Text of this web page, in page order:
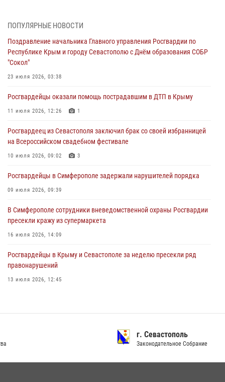
мужчину
Росгвардия в Крыму и Севастополе задержала ряд
правонарушителей
03 августа 2026, 14:08
В Симферополе росгвардейцы задержали гражданина,
подозреваемого в совершении серии краж
Росгвардейцы оперативно задержали нарушителя на охраняемом
объекте в Севастополе
ПОПУЛЯРНЫЕ НОВОСТИ
Поздравление начальника Главного управления Росгвардии по
Республике Крым и городу Севастополю с Днём образования СОБР
"Сокол"
23 июля 2026, 03:38
Росгвардейцы оказали помощь пострадавшим в ДТП в Крыму
11 июля 2026, 12:26 1
Росгвардеец из Севастополя заключил брак со своей избранницей
на Всероссийском свадебном фестивале
10 июля 2026, 09:02 3
Росгвардейцы в Симферополе задержали нарушителей порядка
09 июля 2026, 09:39
В Симферополе сотрудники вневедомственной охраны Росгвардии
пресекли кражу из супермаркета
16 июля 2026, 14:09
Росгвардейцы в Крыму и Севастополе за неделю пресекли ряд
правонарушений
13 июля 2026, 12:45
В Ялте росгвардейцы задержали подозреваемого в краже
Республика Крым
Официальный портал Правительства